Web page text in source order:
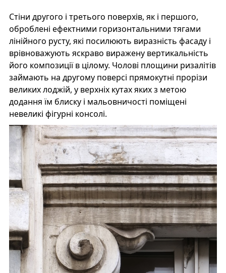
Стіни другого і третього поверхів, як і першого,
оброблені ефектними горизонтальними тягами
лінійного русту, які посилюють виразність фасаду і
врівноважують яскраво виражену вертикальність
його композиції в цілому. Чолові площини ризалітів
займають на другому поверсі прямокутні прорізи
великих лоджій, у верхніх кутах яких з метою
додання їм блиску і мальовничості поміщені
невеликі фігурні консолі.